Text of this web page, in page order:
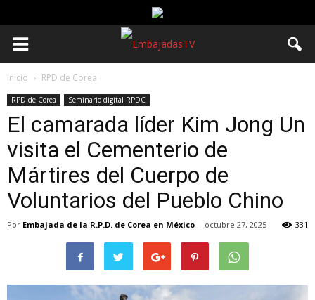
Inicio RPD de Corea
RPD de Corea Seminario digital RPDC
El camarada líder Kim Jong Un
visita el Cementerio de
Mártires del Cuerpo de
Voluntarios del Pueblo Chino
Por Embajada de la R.P.D. de Corea en México - octubre 27, 2025 331